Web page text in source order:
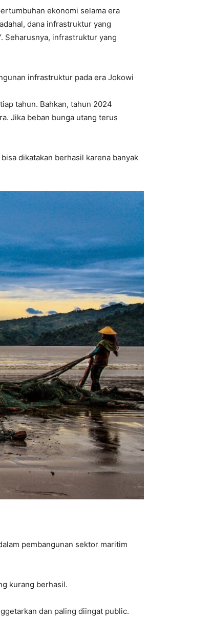
ekonomi selama era
dana infrastruktur yang
Seharusnya, infrastruktur yang
infrastruktur pada era Jokowi
tahun. Bahkan, tahun 2024
Jika beban bunga utang terus
dikatakan berhasil karena banyak
pembangunan sektor maritim
kurang berhasil.
dan paling diingat public.